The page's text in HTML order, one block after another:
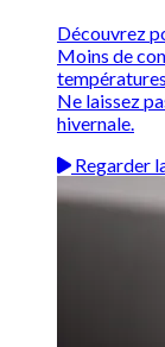
Découvrez
Moins de
Ne laissez
hivernale.
Regarder